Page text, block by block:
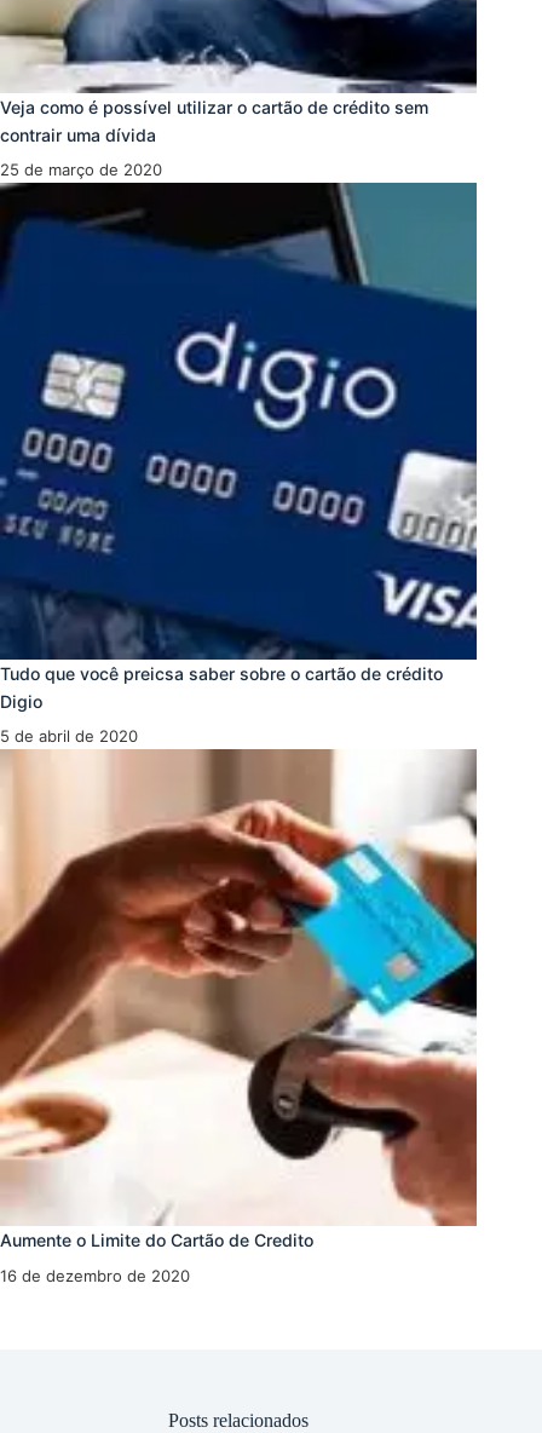
Veja como é possível utilizar o cartão de crédito sem
contrair uma dívida
25 de março de 2020
Tudo que você preicsa saber sobre o cartão de crédito
Digio
5 de abril de 2020
Aumente o Limite do Cartão de Credito
16 de dezembro de 2020
Posts relacionados